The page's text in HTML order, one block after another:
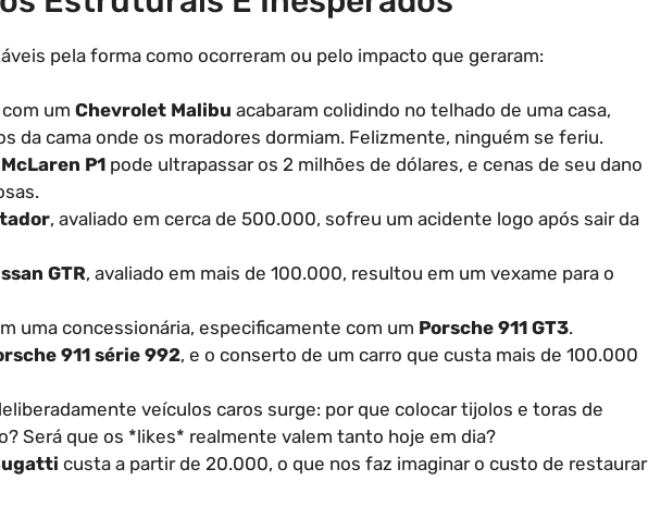
pela forma como ocorreram ou pelo impacto que geraram:
um Chevrolet Malibu acabaram colidindo no telhado de uma casa,
da cama onde os moradores dormiam. Felizmente, ninguém se feriu.
McLaren P1 pode ultrapassar os 2 milhões de dólares, e cenas de seu dano
, avaliado em cerca de 500.000, sofreu um acidente logo após sair da
GTR, avaliado em mais de 100.000, resultou em um vexame para o
uma concessionária, especificamente com um Porsche 911 GT3.
911 série 992, e o conserto de um carro que custa mais de 100.000
veículos caros surge: por que colocar tijolos e toras de
Será que os *likes* realmente valem tanto hoje em dia?
custa a partir de 20.000, o que nos faz imaginar o custo de restaurar